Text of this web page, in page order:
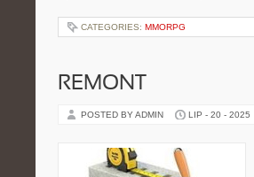
CATEGORIES: MMORPG
REMONT
POSTED BY ADMIN LIP - 20 - 2025